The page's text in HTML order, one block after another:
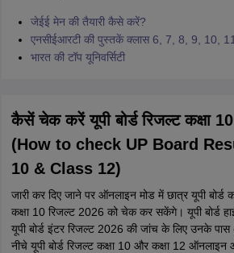
जेईई मेन की तैयारी कैसे करें?
एनसीईआरटी की पुस्तकें क्लास 6, 7, 8, 9, 10,
भारत की टॉप यूनिवर्सिटी
कैसें चेक करें यूपी बोर्ड रिजल्ट कक्षा
(How to check UP Board
10 & Class 12)
जारी कर दिए जाने पर ऑनलाइन मोड में छात्र यूपी बोर्ड
कक्षा 10 रिजल्ट 2026 को चेक कर सकेंगे। यूपी बोर्ड
यूपी बोर्ड इंटर रिजल्ट 2026 की जांच के लिए उनके पास
नीचे यूपी बोर्ड रिजल्ट कक्षा 10 और कक्षा 12